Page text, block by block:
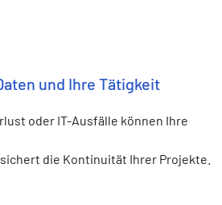
und Ihre Tätigkeit
oder IT-Ausfälle können Ihre
sichert die Kontinuität Ihrer Projekte.